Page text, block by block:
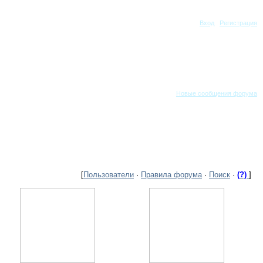
Вход Регистрация
Новые сообщения форума
[Пользователи · Правила форума· Поиск · (?) ]